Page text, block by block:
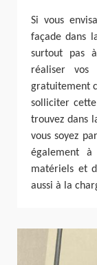
Si vous
façade dans
surtout pas
réaliser vos
gratuitement
solliciter
trouvez dans
vous soyez
également
matériels et
aussi à la